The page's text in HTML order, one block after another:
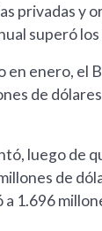
privadas y
superó
enero, el
de
luego de
de
1.696